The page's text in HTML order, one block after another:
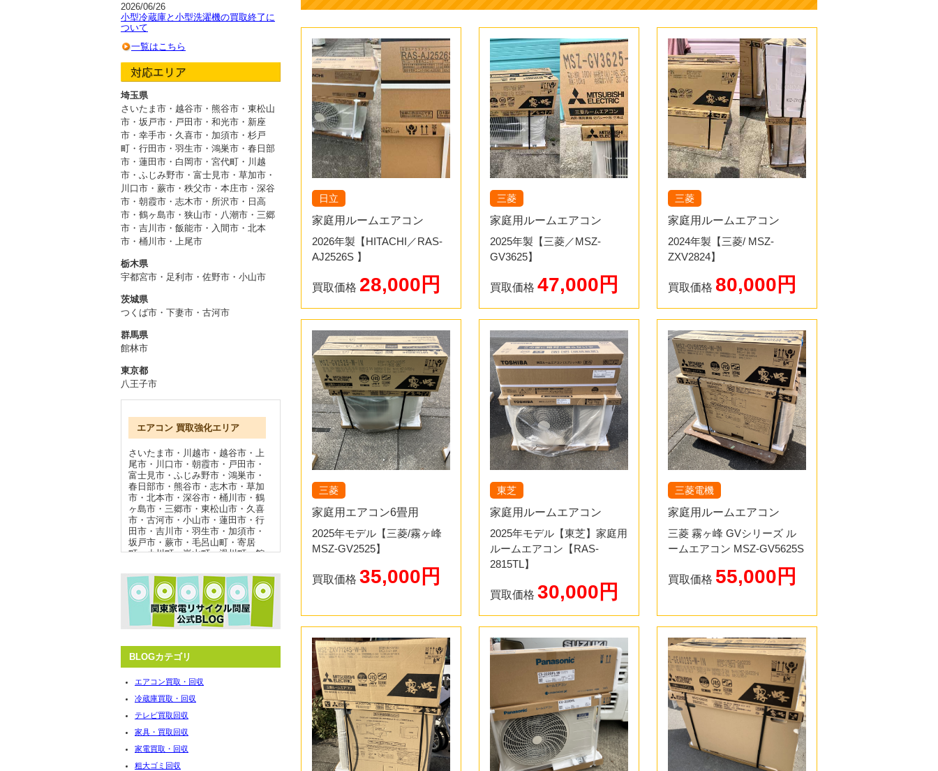
2.LINE・電話などでお問い合わせ
お電話、LINE、メールフォームからお問い合わせください。買取価
格の目安を出させて頂きます。その時に、エアコンの設置環境につ
いて伺うので実際にエアコンが目の前にあるとスムーズです。
3.日程の調整
い。お客様が希望日する日程でのお伺いを最優先します。お急ぎの
方は最短即日も可能です。
4.出張買取・お支払い
ます。買取価格は現地現金払いになりますので、その場で査定、取
り外し、買取価格を現金でお渡しします。
お電話・LINE・メールにてエアコン買取のご予約をお願いします。
新品エアコンの場合は新品のエアコンを売りたいと事前に言ってい
ただけるとスムーズです。
2.ご来店
ご予約いただいた日に店頭へお持ちください。査定は10分程度で
す。ご予約の方を優先しますのでお待たせしません。お持ち込みの
3.エアコンの買取査定
付属品・エアコンの状態を確認させて頂きます。リモコン、配管、
取付パネルを忘れてきてしまう方が多いので忘れ物がないようにし
4.お支払い
買取価格にご納得いただけたらその場で現金買取致します。※ 高
額な場合は振り込みになる場合もございます。
日立
家庭用ルームエアコン
2026年製【HITACHI／RAS-
AJ2526S 】
買取価格 28,000円
三菱
家庭用ルームエアコン
2025年製【三菱／MSZ-
GV3625】
買取価格 47,000円
三菱
家庭用ルームエアコン
2024年製【三菱/ MSZ-
ZXV2824】
買取価格 80,000円
三菱
家庭用エアコン6畳用
2025年モデル【三菱/霧ヶ峰
MSZ-GV2525】
買取価格 35,000円
東芝
家庭用ルームエアコン
2025年モデル【東芝】家庭用
ルームエアコン【RAS-
2815TL】
買取価格 30,000円
三菱電機
家庭用ルームエアコン
三菱 霧ヶ峰 GVシリーズ ル
ームエアコン MSZ-GV5625S
買取価格 55,000円
2026/06/26
小型冷蔵庫と小型洗濯機の買取終了に
ついて
一覧はこちら
埼玉県
さいたま市・越谷市 ・ 熊谷市・東松山
市・坂戸市 ・ 戸田市・和光市・新座
市 ・ 幸手市・久喜市・加須市・杉戸
町 ・ 行田市・羽生市・鴻巣市 ・ 春日部
市・蓮田市・白岡市・宮代町 ・ 川越
市・ふじみ野市・富士見市 ・ 草加市・
川口市・蕨市 ・ 秩父市・本庄市・深谷
市 ・ 朝霞市・志木市・所沢市 ・ 日高
市・鶴ヶ島市・狭山市 ・ 八潮市・三郷
市・吉川市 ・ 飯能市・入間市 ・ 北本
市・桶川市・上尾市
栃木県
宇都宮市 ・ 足利市 ・ 佐野市 ・ 小山市
茨城県
つくば市 ・ 下妻市 ・ 古河市
群馬県
館林市
東京都
八王子市
エアコン 買取強化エリア
さいたま市 ・ 川越市 ・ 越谷市 ・ 上
尾市 ・ 川口市 ・ 朝霞市 ・ 戸田市 ・
富士見市 ・ ふじみ野市 ・ 鴻巣市 ・
春日部市 ・ 熊谷市 ・ 志木市 ・ 草加
市 ・ 北本市 ・ 深谷市 ・ 桶川市 ・ 鶴
ヶ島市 ・ 三郷市 ・ 東松山市 ・ 久喜
市 ・ 古河市 ・ 小山市 ・ 蓮田市 ・ 行
田市 ・ 吉川市 ・ 羽生市 ・ 加須市 ・
坂戸市 ・ 蕨市 ・ 毛呂山町 ・ 寄居
町・小川町・嵐山町・滑川町・館
田町・邑楽郡明和町・佐野市・野
田市・境町・つくば市・坂戸市・
蕨市・常総市・坂東市・守谷市・
つくばみらい市・所沢市・伊奈
町
白岡市 ・宮代町・杉戸町 ・
山市・秩父市・横瀬町・皆野町・
冷蔵庫 買取強化エリア
さいたま市・熊谷市
巣市 ・越谷市・
潮市・久喜市・
町・北本市 ・富士見市
BLOGカテゴリ
エアコン買取・回収
冷蔵庫買取・回収
テレビ買取回収
家具・買取回収
家電買取・回収
粗大ゴミ回収